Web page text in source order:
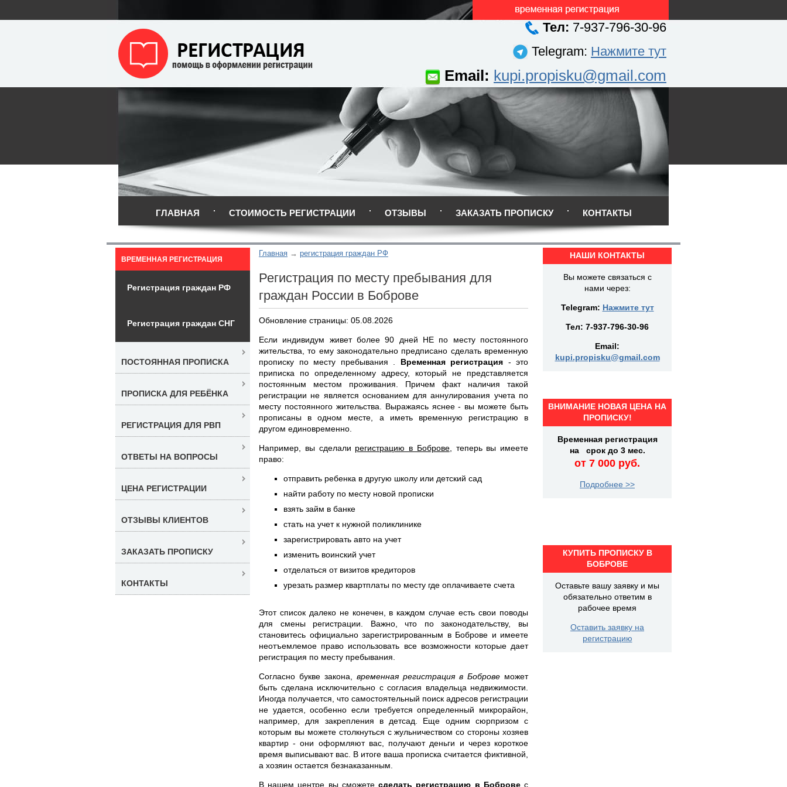
Тел: 7-937-796-30-96
Telegram: Нажмите тут
Email: kupi.propisku@gmail.com
ГЛАВНАЯ СТОИМОСТЬ РЕГИСТРАЦИИ ОТЗЫВЫ ЗАКАЗАТЬ ПРОПИСКУ КОНТАКТЫ
Главная регистрация граждан РФ
Регистрация по месту пребывания для
граждан России в Боброве
Обновление страницы: 05.08.2026
Если индивидум живет более 90 дней НЕ по месту постоянного
жительства, то ему законодательно предписано сделать временную
прописку по месту пребывания . Временная регистрация - это
приписка по определенному адресу, который не представляется
постоянным местом проживания. Причем факт наличия такой
регистрации не является основанием для аннулирования учета по
месту постоянного жительства. Выражаясь яснее - вы можете быть
прописаны в одном месте, а иметь временную регистрацию в
другом единовременно.
Например, вы сделали регистрацию в Боброве, теперь вы имеете
право:
отправить ребенка в другую школу или детский сад
найти работу по месту новой прописки
взять займ в банке
стать на учет к нужной поликлинике
зарегистрировать авто на учет
изменить воинский учет
отделаться от визитов кредиторов
урезать размер квартплаты по месту где оплачиваете счета
Этот список далеко не конечен, в каждом случае есть свои поводы
для смены регистрации. Важно, что по законодательству, вы
становитесь официально зарегистрированным в Боброве и имеете
неотъемлемое право использовать все возможности которые дает
регистрация по месту пребывания.
Согласно букве закона, временная регистрация в Боброве может
быть сделана исключительно с согласия владельца недвижимости.
Иногда получается, что самостоятельный поиск адресов регистрации
не удается, особенно если требуется определенный микрорайон,
например, для закрепления в детсад. Еще одним сюрпризом с
которым вы можете столкнуться с жульничеством со стороны хозяев
квартир - они оформляют вас, получают деньги и через короткое
время выписывают вас. В итоге ваша прописка считается фиктивной,
а хозяин остается безнаказанным.
В нашем центре вы сможетесделать регистрацию в Бобровес
ВРЕМЕННАЯ РЕГИСТРАЦИЯ
Регистрация граждан РФ
Регистрация граждан СНГ
ПОСТОЯННАЯ ПРОПИСКА
ПРОПИСКА ДЛЯ РЕБЁНКА
РЕГИСТРАЦИЯ ДЛЯ РВП
ОТВЕТЫ НА ВОПРОСЫ
ЦЕНА РЕГИСТРАЦИИ
ОТЗЫВЫ КЛИЕНТОВ
ЗАКАЗАТЬ ПРОПИСКУ
КОНТАКТЫ
НАШИ КОНТАКТЫ
Вы можете связаться с
нами через:
Telegram: Нажмите тут
Тел: 7-937-796-30-96
Email:
kupi.propisku@gmail.com
ВНИМАНИЕ НОВАЯ ЦЕНА НА
ПРОПИСКУ!
Временная регистрация
на срок до 3 мес.
от 7 000 руб.
Подробнее >>
КУПИТЬ ПРОПИСКУ В
БОБРОВЕ
Оставьте вашу заявку и мы
обязательно ответим в
рабочее время
Оставить заявку на
регистрацию